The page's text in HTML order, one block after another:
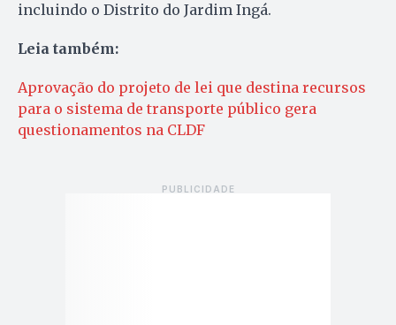
incluindo o Distrito do Jardim Ingá.
Leia também:
Aprovação do projeto de lei que destina recursos
para o sistema de transporte público gera
questionamentos na CLDF